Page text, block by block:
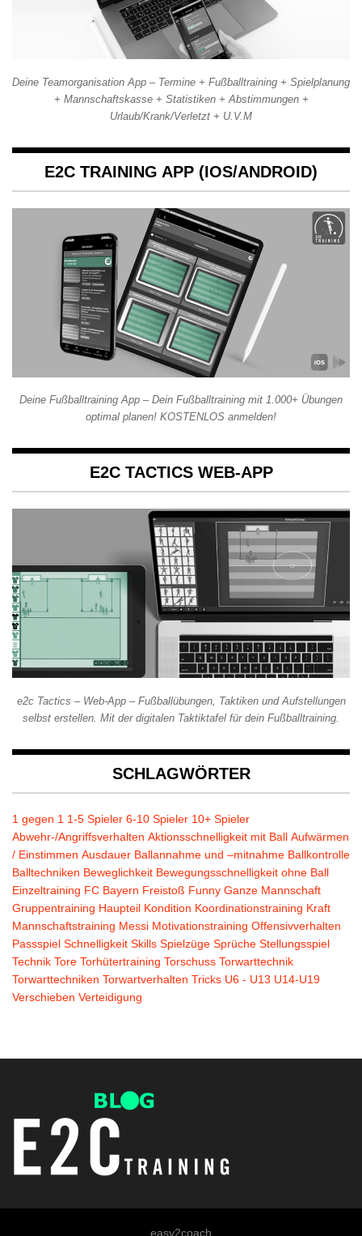
Deine Teamorganisation App – Termine + Fußballtraining + Spielplanung
+ Mannschaftskasse + Statistiken + Abstimmungen +
Urlaub/Krank/Verletzt + U.V.M
E2C TRAINING APP (IOS/ANDROID)
Deine Fußballtraining App – Dein Fußballtraining mit 1.000+ Übungen
optimal planen! KOSTENLOS anmelden!
E2C TACTICS WEB-APP
e2c Tactics – Web-App – Fußballübungen, Taktiken und Aufstellungen
selbst erstellen. Mit der digitalen Taktiktafel für dein Fußballtraining.
SCHLAGWÖRTER
1 gegen 1 1-5 Spieler 6-10 Spieler 10+ Spieler
Abwehr-/Angriffsverhalten Aktionsschnelligkeit mit Ball Aufwärmen
/ Einstimmen Ausdauer Ballannahme und –mitnahme Ballkontrolle
Balltechniken Beweglichkeit Bewegungsschnelligkeit ohne Ball
Einzeltraining FC Bayern Freistoß Funny Ganze Mannschaft
Gruppentraining Haupteil Kondition Koordinationstraining Kraft
Mannschaftstraining Messi Motivationstraining Offensivverhalten
Passspiel Schnelligkeit Skills Spielzüge Sprüche Stellungsspiel
Technik Tore Torhütertraining Torschuss Torwarttechnik
Torwarttechniken Torwartverhalten Tricks U6 - U13 U14-U19
Verschieben Verteidigung
easy2coach